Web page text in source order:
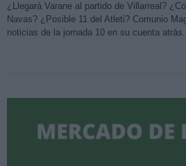
¿Llegará Varane al partido de Villarreal?
Navas? ¿Posible 11 del Atleti? Comunio
noticias de la jornada 10 en su cuenta atrás.